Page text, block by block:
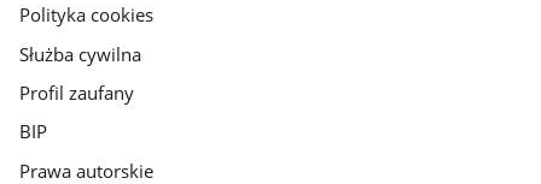
gov.pl
Polityka cookies
Służba cywilna
Profil zaufany
BIP
Prawa autorskie